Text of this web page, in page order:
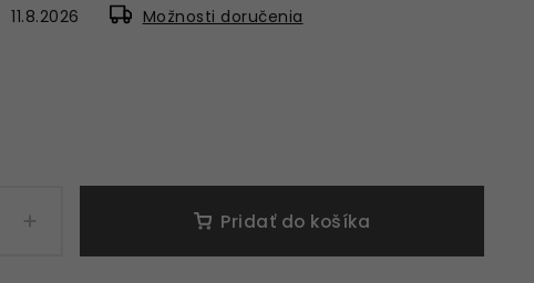
11.8.2026 Možnosti doručenia
Pridať do košíka